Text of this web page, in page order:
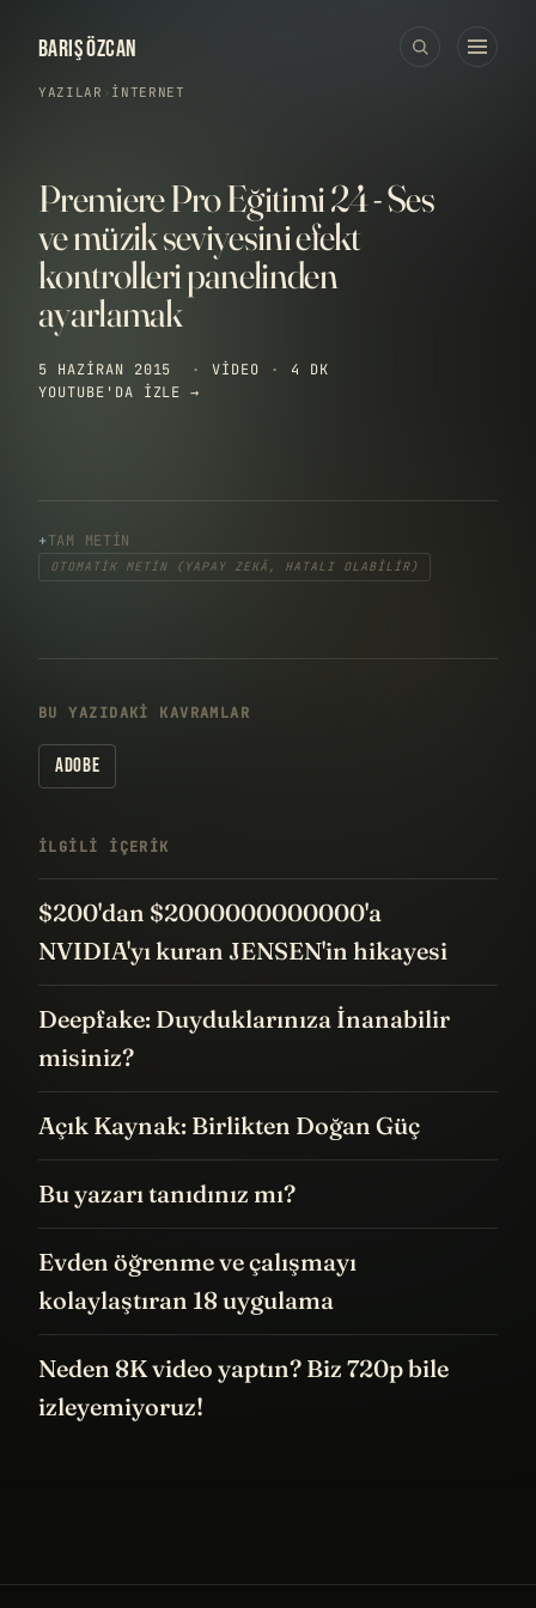
BARIŞ ÖZCAN
YAZILAR › İNTERNET
Premiere Pro Eğitimi 24 - Ses
ve müzik seviyesini efekt
kontrolleri panelinden
ayarlamak
5 HAZIRAN 2015 · VIDEO ·
4 DK
YOUTUBE'DA IZLE →
TAM METIN
OTOMATIK METIN (YAPAY ZEKÂ, HATALI OLABILIR)
BU YAZIDAKI KAVRAMLAR
ADOBE
İLGILI IÇERIK
$200'dan $2000000000000'a
NVIDIA'yı kuran JENSEN'in hikayesi
Deepfake: Duyduklarınıza İnanabilir
misiniz?
Açık Kaynak: Birlikten Doğan Güç
Bu yazarı tanıdınız mı?
Evden öğrenme ve çalışmayı
kolaylaştıran 18 uygulama
Neden 8K video yaptın? Biz 720p bile
izleyemiyoruz!